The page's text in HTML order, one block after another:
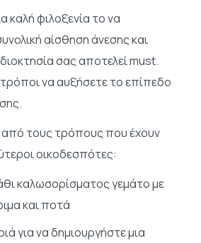
καλή φιλοξενία το να
αίσθηση άνεσης και
σας αποτελεί must.
να αυξήσετε το επίπεδο
από τους τρόπους που έχουν
οικοδεσπότες:
καλωσορίσματος γεμάτο με
και ποτά
για να δημιουργήστε μια